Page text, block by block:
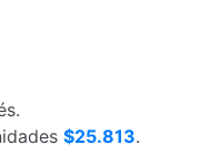
$25.813.